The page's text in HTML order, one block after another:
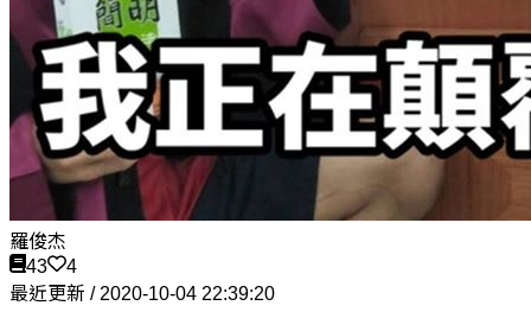
羅俊杰
43
4
最近更新 / 2020-10-04 22:39:20